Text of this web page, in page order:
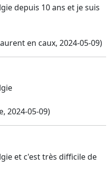
depuis 10 ans et je suis
en caux, 2024-05-09)
2024-05-09)
et c'est très difficile de